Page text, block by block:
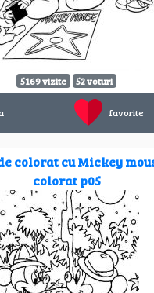
5169 vizite 52 voturi
favorite
colorat cu Mickey
colorat p05